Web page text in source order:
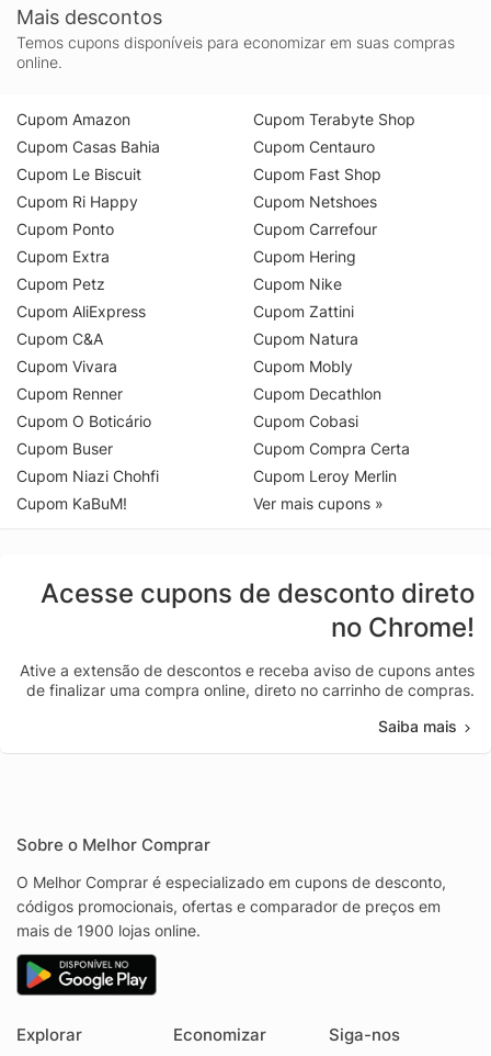
Mais descontos
Temos cupons disponíveis para economizar em suas compras
online.
Cupom Amazon
Cupom Casas Bahia
Cupom Le Biscuit
Cupom Ri Happy
Cupom Ponto
Cupom Extra
Cupom Petz
Cupom AliExpress
Cupom C&A
Cupom Vivara
Cupom Renner
Cupom O Boticário
Cupom Buser
Cupom Niazi Chohfi
Cupom KaBuM!
Cupom Terabyte Shop
Cupom Centauro
Cupom Fast Shop
Cupom Netshoes
Cupom Carrefour
Cupom Hering
Cupom Nike
Cupom Zattini
Cupom Natura
Cupom Mobly
Cupom Decathlon
Cupom Cobasi
Cupom Compra Certa
Cupom Leroy Merlin
Ver mais cupons »
Acesse cupons de desconto direto
no Chrome!
Ative a extensão de descontos e receba aviso de cupons antes
de finalizar uma compra online, direto no carrinho de compras.
Saiba mais
Sobre o Melhor Comprar
O Melhor Comprar é especializado em cupons de desconto,
códigos promocionais, ofertas e comparador de preços em
mais de 1900 lojas online.
Explorar Economizar Siga-nos